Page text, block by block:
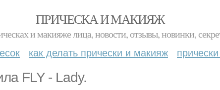
ПРИЧЕСКА И МАКИЯЖ
и макияже лица, новости, отзывы, новинки,
как делать прически и макияж
FLY - Lady.